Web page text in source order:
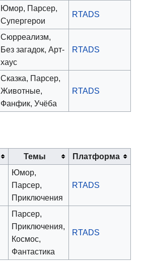
Юмор, Парсер,
Супергерои
RTADS
Сюрреализм,
Без загадок, Арт-
хаус
RTADS
Сказка, Парсер,
Животные,
Фанфик, Учёба
RTADS
Темы Платформа
Юмор,
Парсер,
Приключения
RTADS
Парсер,
Приключения,
Космос,
Фантастика
RTADS